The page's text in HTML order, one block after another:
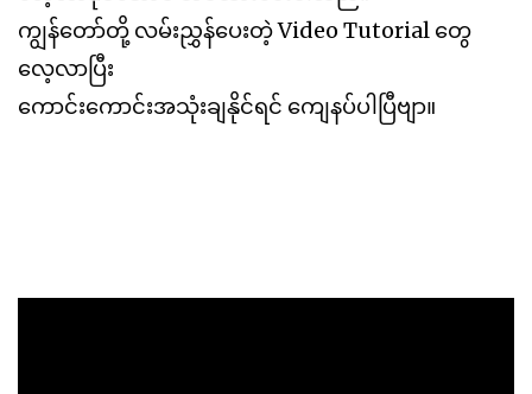
ကျွန်တော်တို့ လမ်းညွှန်ပေးတဲ့ Video Tutorial တွေ
လေ့လာပြီး
ကောင်းကောင်းအသုံးချနိုင်ရင် ကျေနပ်ပါပြီဗျာ။